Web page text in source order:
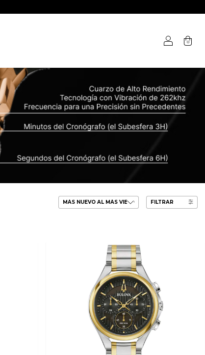
0
FILTRAR